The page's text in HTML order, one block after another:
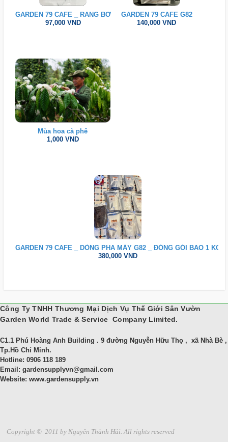
GARDEN 79 CAFE _ RANG BƠ
97,000 VND
GARDEN 79 CAFE G82
140,000 VND
Mùa hoa cà phê
1,000 VND
GARDEN 79 CAFE _ DÒNG PHA MÁY G82 _ ĐÓNG GÓI BAO 1 KG
380,000 VND
Công Ty TNHH Thương Mại Dịch Vụ Thế Giới Sân Vườn
Garden World Trade & Service Company Limited.
C1.1 Phú Hoàng Anh Building . 9 đường Nguyễn Hữu Thọ , xã Nhà Bè ,
Tp.Hồ Chí Minh.
Hotline: 0906 118 189
Email: gardensupplyvn@gmail.com
Website: www.gardensupply.vn
Copyright © 2011 by Nguyễn Thành Hải. All rights reserved